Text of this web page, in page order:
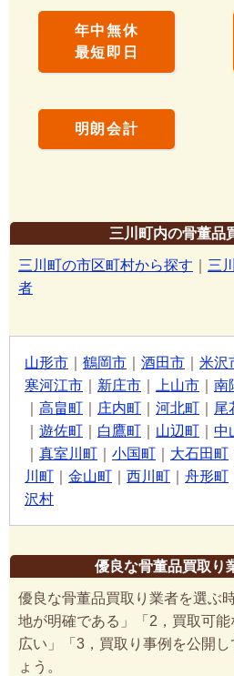
年中無休
最短即日
明朗会計
三川町内の骨董品
三川町の市区町村から探す
三
者
山形市 鶴岡市 酒田市 米沢
寒河江市
新庄市 上山市 南
高畠町 庄内町 河北町 尾
遊佐町 白鷹町 山辺町 中
真室川町 小国町 大石田町
川町
金山町 西川町 舟形町
沢村
優良な骨董品買取り
優良な骨董品買取り業者を選ぶ
地が明確である」「2，買取可
広い」「3，買取り事例を公開
ょう。